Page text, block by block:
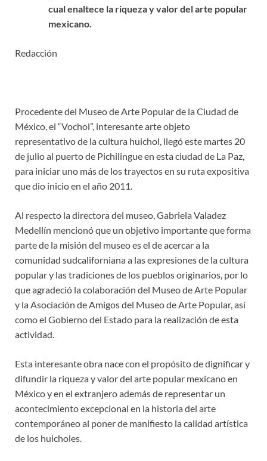
cual enaltece la riqueza y valor del arte popular
mexicano.
Redacción
Procedente del Museo de Arte Popular de la Ciudad de
México, el “Vochol”, interesante arte objeto
representativo de la cultura huichol, llegó este martes 20
de julio al puerto de Pichilingue en esta ciudad de La Paz,
para iniciar uno más de los trayectos en su ruta expositiva
que dio inicio en el año 2011.
Al respecto la directora del museo, Gabriela Valadez
Medellín mencionó que un objetivo importante que forma
parte de la misión del museo es el de acercar a la
comunidad sudcaliforniana a las expresiones de la cultura
popular y las tradiciones de los pueblos originarios, por lo
que agradeció la colaboración del Museo de Arte Popular
y la Asociación de Amigos del Museo de Arte Popular, así
como el Gobierno del Estado para la realización de esta
actividad.
Esta interesante obra nace con el propósito de dignificar y
difundir la riqueza y valor del arte popular mexicano en
México y en el extranjero además de representar un
acontecimiento excepcional en la historia del arte
contemporáneo al poner de manifiesto la calidad artística
de los huicholes.